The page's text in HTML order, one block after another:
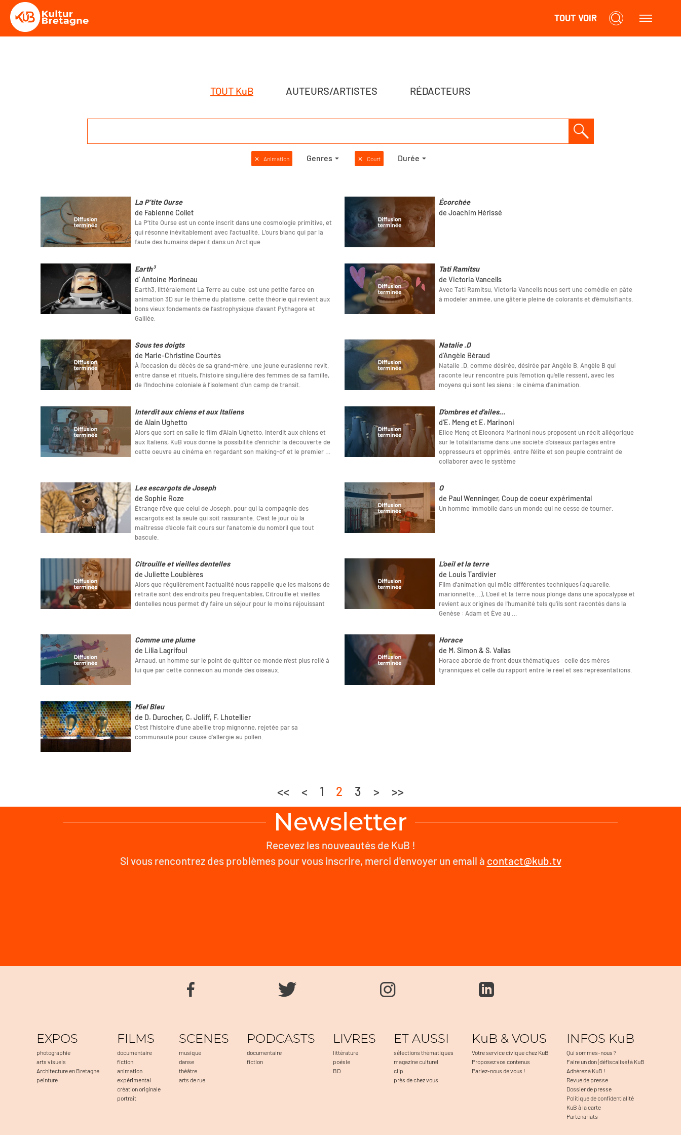
TOUT VOIR
TOUT KuB AUTEURS/ARTISTES RÉDACTEURS
✕ Animation Genres ✕ Court Durée
La P’tite Ourse
de Fabienne Collet
La P’tite Ourse est un conte inscrit dans une cosmologie primitive, et
qui résonne inévitablement avec l’actualité. L’ours blanc qui par la
faute des humains dépérit dans un Arctique
Écorchée
de Joachim Hérissé
Earth³
d’ Antoine Morineau
Earth3, littéralement La Terre au cube, est une petite farce en
animation 3D sur le thème du platisme, cette théorie qui revient aux
bons vieux fondements de l’astrophysique d’avant Pythagore et
Galilée,
Tati Ramitsu
de Victoria Vancells
Avec Tati Ramitsu, Victoria Vancells nous sert une comédie en pâte
à modeler animée, une gâterie pleine de colorants et d’émulsifiants.
Sous tes doigts
de Marie-Christine Courtès
À l’occasion du décès de sa grand-mère, une jeune eurasienne revit,
entre danse et rituels, l’histoire singulière des femmes de sa famille,
de l’Indochine coloniale à l’isolement d’un camp de transit.
Natalie .D
d'Angèle Béraud
Natalie .D, comme désirée, désirée par Angèle B, Angèle B qui
raconte leur rencontre puis l'émotion qu'elle ressent, avec les
moyens qui sont les siens : le cinéma d'animation.
Interdit aux chiens et aux Italiens
de Alain Ughetto
Alors que sort en salle le film d'Alain Ughetto, Interdit aux chiens et
aux Italiens, KuB vous donne la possibilité d'enrichir la découverte de
cette oeuvre au cinéma en regardant son making-of et le premier …
D'ombres et d'ailes...
d'E. Meng et E. Marinoni
Elice Meng et Eleonora Marinoni nous proposent un récit allégorique
sur le totalitarisme dans une société d’oiseaux partagés entre
oppresseurs et opprimés, entre l’élite et son peuple contraint de
collaborer avec le système
Les escargots de Joseph
de Sophie Roze
Étrange rêve que celui de Joseph, pour qui la compagnie des
escargots est la seule qui soit rassurante. C'est le jour où la
maîtresse d'école fait cours sur l'anatomie du nombril que tout
bascule.
O
de Paul Wenninger, Coup de coeur expérimental
Un homme immobile dans un monde qui ne cesse de tourner.
Citrouille et vieilles dentelles
de Juliette Loubières
Alors que régulièrement l’actualité nous rappelle que les maisons de
retraite sont des endroits peu fréquentables, Citrouille et vieilles
dentelles nous permet d’y faire un séjour pour le moins réjouissant
L'oeil et la terre
de Louis Tardivier
Film d'animation qui mêle différentes techniques (aquarelle,
marionnette...), L'oeil et la terre nous plonge dans une apocalypse et
revient aux origines de l'humanité tels qu'ils sont racontés dans la
Genèse : Adam et Ève au …
Comme une plume
de Lilia Lagrifoul
Arnaud, un homme sur le point de quitter ce monde n’est plus relié à
lui que par cette connexion au monde des oiseaux.
Horace
de M. Simon & S. Vallas
Horace aborde de front deux thématiques : celle des mères
tyranniques et celle du rapport entre le réel et ses représentations.
Miel Bleu
de D. Durocher, C. Joliff, F. Lhotellier
C’est l’histoire d’une abeille trop mignonne, rejetée par sa
communauté pour cause d’allergie au pollen.
<< < 1 2 3 > >>
Newsletter
Recevez les nouveautés de KuB !
Si vous rencontrez des problèmes pour vous inscrire, merci d'envoyer un email à contact@kub.tv
EXPOS
photographie
arts visuels
Architecture en Bretagne
peinture
FILMS
documentaire
fiction
animation
expérimental
création originale
portrait
SCENES
musique
danse
théâtre
arts de rue
PODCASTS
documentaire
fiction
LIVRES
littérature
poésie
BD
ET AUSSI
sélections thématiques
magazine culturel
clip
près de chez vous
KuB & VOUS
Votre service civique chez KuB
Proposez vos contenus
Parlez-nous de vous !
INFOS KuB
Qui sommes-nous ?
Faire un don (défiscalisé) à KuB
Adhérez à KuB !
Revue de presse
Dossier de presse
Politique de confidentialité
KuB à la carte
Partenariats